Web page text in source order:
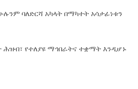
ባለድርሻ አካላት በማካተት አሳታፊነቱን
ሕዝብ፣ የተለያዩ ማኅበራትና ተቋማት እንዲሆኑ